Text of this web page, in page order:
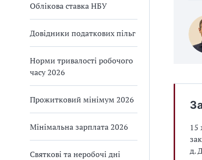
Облікова ставка НБУ
Довідники податкових пільг
Норми тривалості робочого
часу 2026
Прожитковий мінімум 2026
Мінімальна зарплата 2026
Святкові та неробочі дні
15
д.